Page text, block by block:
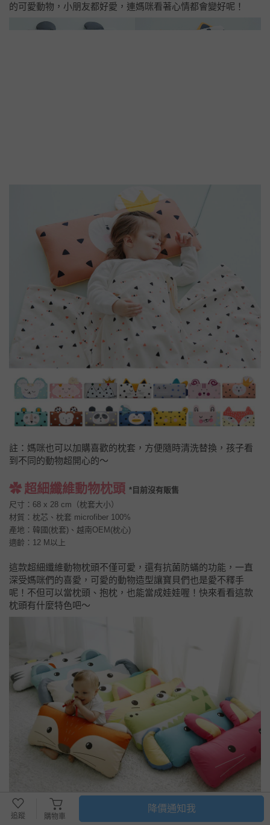
的可愛動物，小朋友都好愛，連媽咪看著心情都會變好呢！
註：媽咪也可以加購喜歡的枕套，方便隨時清洗替換，孩子看
到不同的動物超開心的～
✿ 超細纖維動物枕頭 *目前沒有販售
尺寸：68 x 28 cm（枕套大小）
材質： 枕芯、枕套 microfiber 100%
產地：韓國(枕套)、越南OEM(枕心)
適齡：12 M以上
這款超細纖維動物枕頭不僅可愛，還有抗菌防蟎的功能，一直
深受媽咪們的喜愛，可愛的動物造型讓寶貝們也是愛不釋手
呢！不但可以當枕頭、抱枕，也能當成娃娃喔！快來看看這款
枕頭有什麼特色吧～
追蹤 購物車
降價通知我